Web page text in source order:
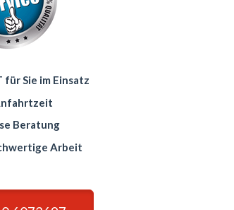
für Sie im Einsatz
Beratung
Arbeit